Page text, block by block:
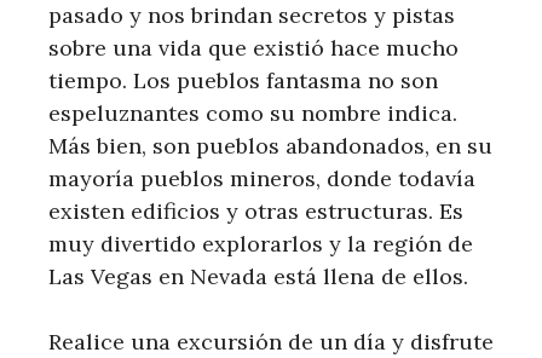
pasado y nos brindan secretos y pistas
sobre una vida que existió hace mucho
tiempo. Los pueblos fantasma no son
espeluznantes como su nombre indica.
Más bien, son pueblos abandonados, en su
mayoría pueblos mineros, donde todavía
existen edificios y otras estructuras. Es
muy divertido explorarlos y la región de
Las Vegas en Nevada está llena de ellos.
Realice una excursión de un día y disfrute